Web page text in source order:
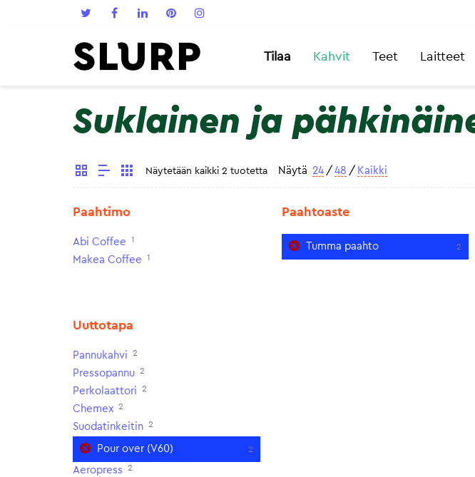
Tilaa Kahvit Teet Laitteet
Suklainen ja
Näytetään kaikki 2 tuotetta Näytä 24 / 48 / Kaikki
Paahtimo
Abi Coffee 1
Makea Coffee 1
Paahtoaste
Tumma paahto 2
Uuttotapa
Pannukahvi 2
Pressopannu 2
Perkolaattori 2
Chemex 2
Suodatinkeitin 2
Pour over (V60) 2
Aeropress 2